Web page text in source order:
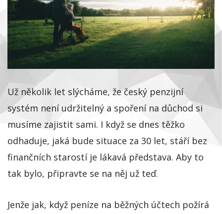
Už několik let slýcháme, že český penzijní
systém není udržitelný a spoření na důchod si
musíme zajistit sami. I když se dnes těžko
odhaduje, jaká bude situace za 30 let, stáří bez
finančních starostí je lákavá představa. Aby to
tak bylo, připravte se na něj už teď.
Jenže jak, když peníze na běžných účtech požírá